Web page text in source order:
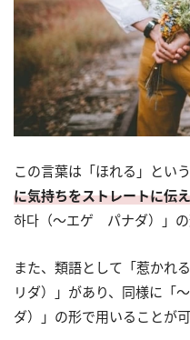
この言葉は「ほれる」という
に気持ちをストレートに伝
하다（～エゲ パナダ）」の
また、類語として「惹かれ
リダ）」があり、同様に「
ダ）」の形で用いることが可